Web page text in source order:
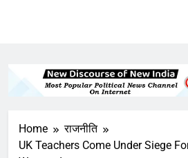
Home
राजनीति
UK Teachers Come Under Siege